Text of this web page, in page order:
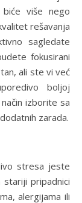
više nego
rešavanja
sagledate
fokusirani
ali ste vi već
boljoj
izborite sa
zarada.
stresa jeste
pripadnici
alergijama ili